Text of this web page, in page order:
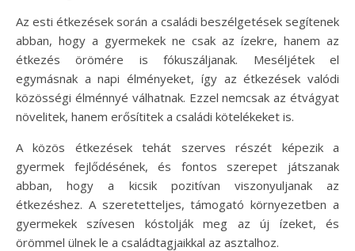
Az esti étkezések során a családi beszélgetések segítenek
abban, hogy a gyermekek ne csak az ízekre, hanem az
étkezés örömére is fókuszáljanak. Meséljétek el
egymásnak a napi élményeket, így az étkezések valódi
közösségi élménnyé válhatnak. Ezzel nemcsak az étvágyat
növelitek, hanem erősítitek a családi kötelékeket is.
A közös étkezések tehát szerves részét képezik a
gyermek fejlődésének, és fontos szerepet játszanak
abban, hogy a kicsik pozitívan viszonyuljanak az
étkezéshez. A szeretetteljes, támogató környezetben a
gyermekek szívesen kóstolják meg az új ízeket, és
örömmel ülnek le a családtagjaikkal az asztalhoz.